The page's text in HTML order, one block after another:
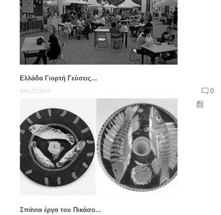
Ελλάδα Γιορτή Γεύσεις...
Απρ 20,2018 0
Σπάνια έργα του Πικάσο...